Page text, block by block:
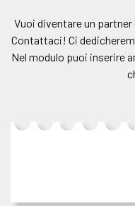
Vuoi diventare un partner
Contattaci! Ci
Nel modulo puoi inserire